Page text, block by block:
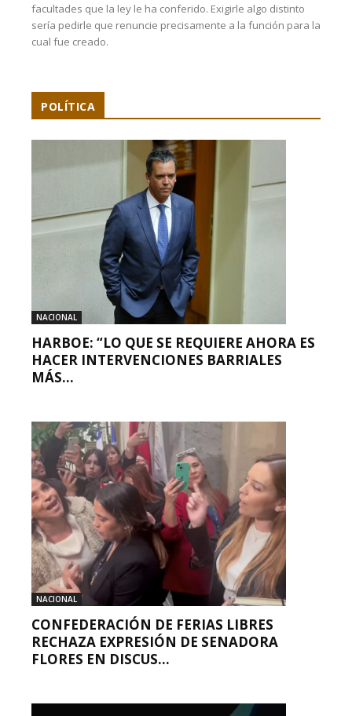
facultades que la ley le ha conferido. Exigirle algo distinto
sería pedirle que renuncie precisamente a la función para la
cual fue creado.
POLÍTICA
NACIONAL
HARBOE: “LO QUE SE REQUIERE AHORA ES
HACER INTERVENCIONES BARRIALES
MÁS...
NACIONAL
CONFEDERACIÓN DE FERIAS LIBRES
RECHAZA EXPRESIÓN DE SENADORA
FLORES EN DISCUS...